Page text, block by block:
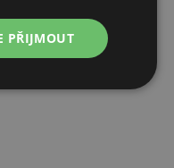
PŘIJMOUT
Nezařazené